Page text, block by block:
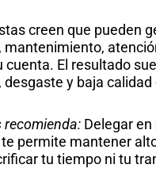
creen que pueden
mantenimiento,
cuenta. El resultado
y baja
recomienda:Delegar en
te permite mantener
tu tiempo ni tu